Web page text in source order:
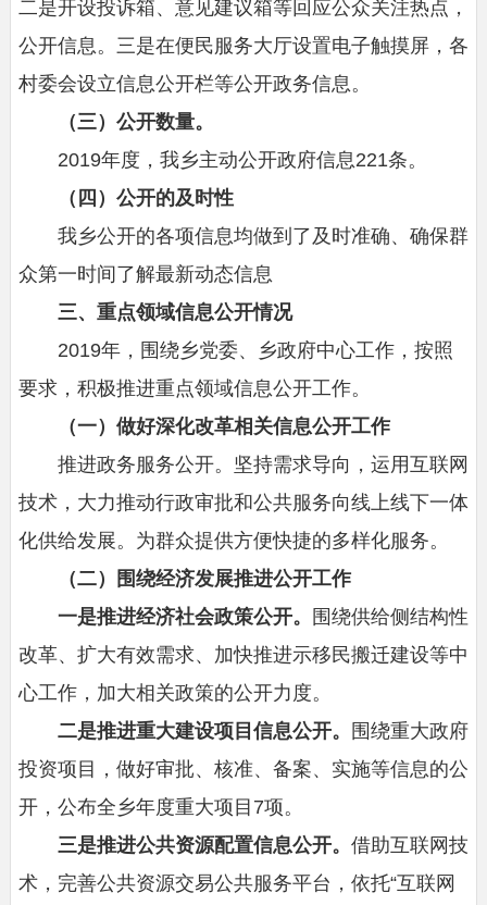
二是开设投诉箱、意见建议箱等回应公众关注热点，
公开信息。三是在便民服务大厅设置电子触摸屏，各
村委会设立信息公开栏等公开政务信息。
（三）公开数量。
2019年度，我乡主动公开政府信息221条。
（四）公开的及时性
我乡公开的各项信息均做到了及时准确、确保群
众第一时间了解最新动态信息
三、重点领域信息公开情况
2019年，围绕乡党委、乡政府中心工作，按照
要求，积极推进重点领域信息公开工作。
（一）做好深化改革相关信息公开工作
推进政务服务公开。坚持需求导向，运用互联网
技术，大力推动行政审批和公共服务向线上线下一体
化供给发展。为群众提供方便快捷的多样化服务。
（二）围绕经济发展推进公开工作
一是推进经济社会政策公开。
围绕供给侧结构性
改革、扩大有效需求、加快推进示移民搬迁建设等中
心工作，加大相关政策的公开力度。
二是推进重大建设项目信息公开。
围绕重大政府
投资项目，做好审批、核准、备案、实施等信息的公
开，公布全乡年度重大项目7项。
三是推进公共资源配置信息公开。 借助互联网技
术，完善公共资源交易公共服务平台，依托“互联网